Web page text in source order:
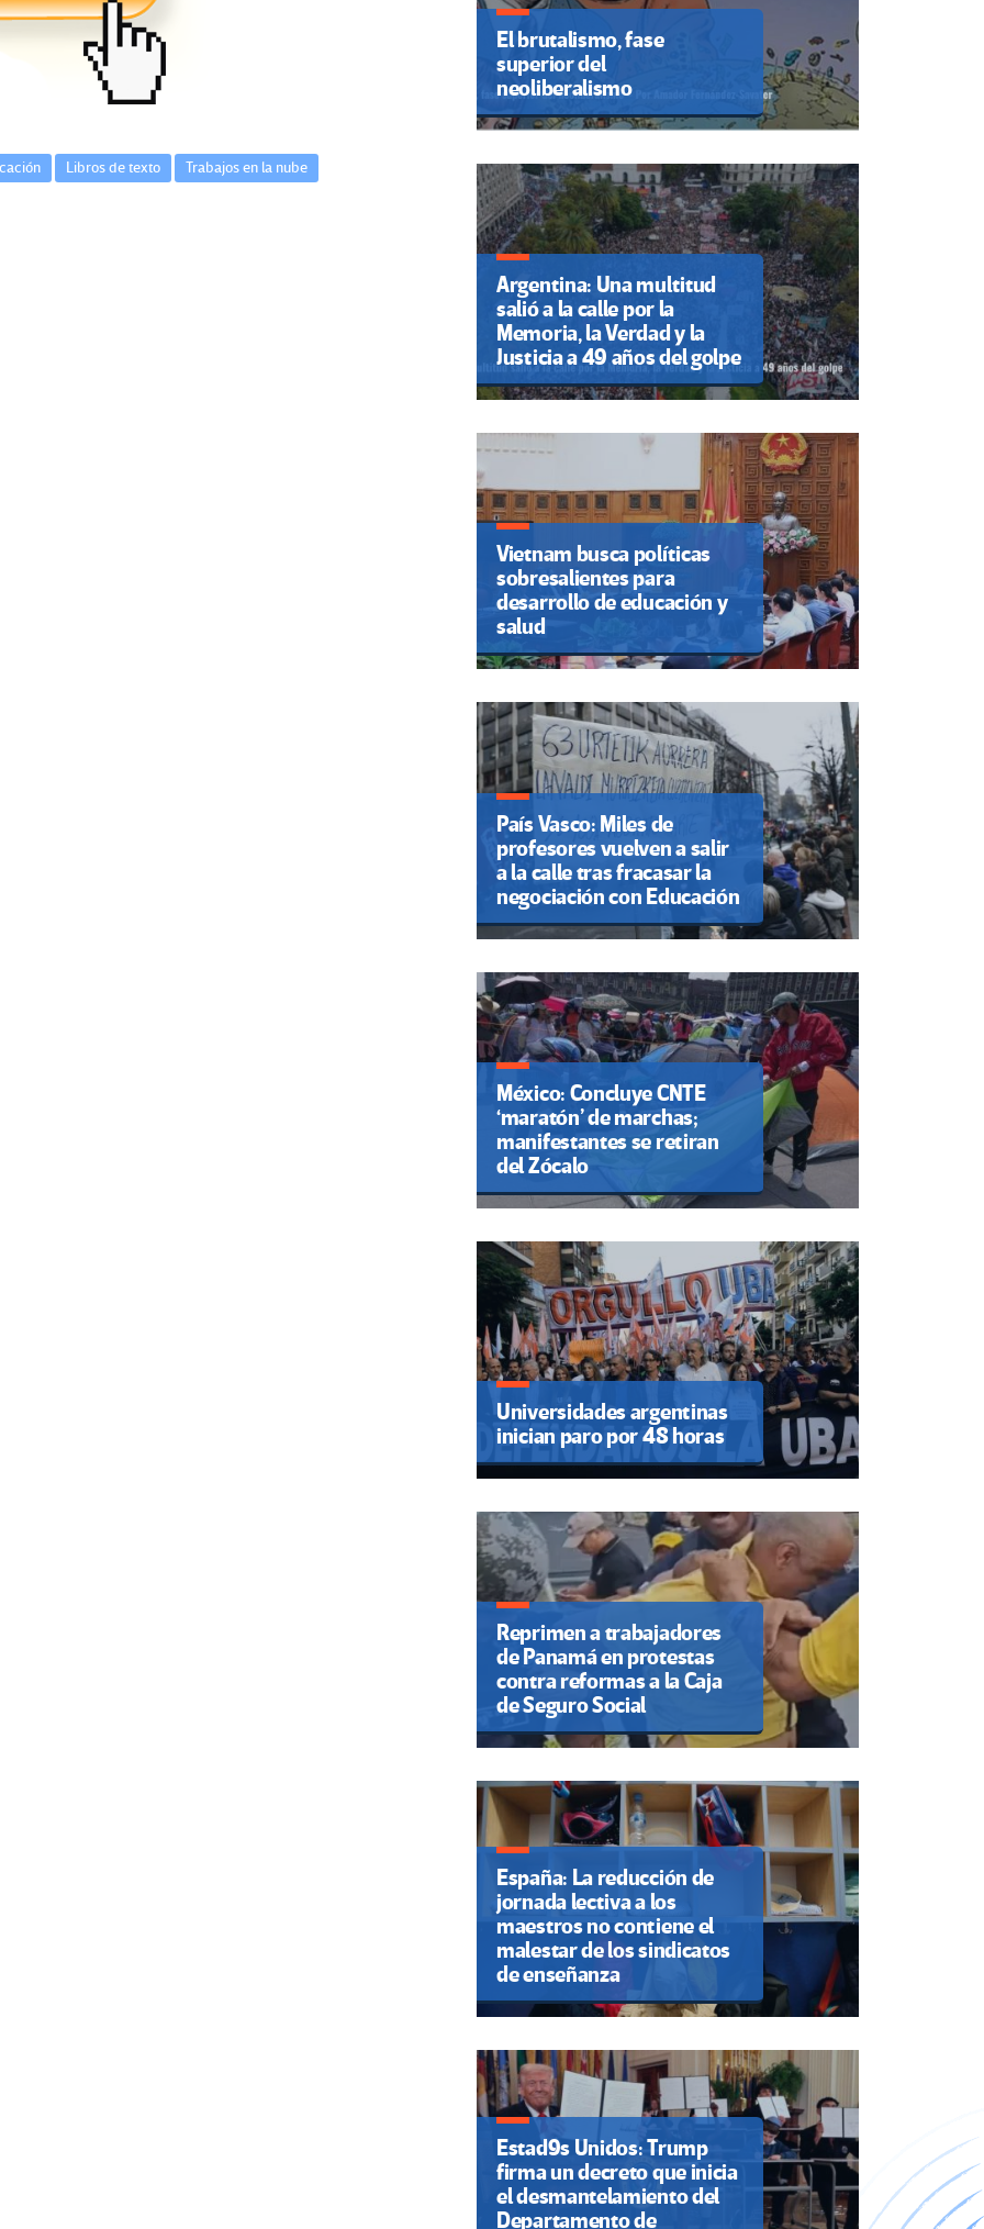
Libros de texto Trabajos en la nube
El brutalismo, fase
superior del
neoliberalismo
Argentina: Una multitud
salió a la calle por la
Memoria, la Verdad y la
Justicia a 49 años del golpe
Vietnam busca políticas
sobresalientes para
desarrollo de educación y
salud
País Vasco: Miles de
profesores vuelven a salir
a la calle tras fracasar la
negociación con Educación
México: Concluye CNTE
‘maratón’ de marchas;
manifestantes se retiran
del Zócalo
Universidades argentinas
inician paro por 48 horas
Reprimen a trabajadores
de Panamá en protestas
contra reformas a la Caja
de Seguro Social
España: La reducción de
jornada lectiva a los
maestros no contiene el
malestar de los sindicatos
de enseñanza
Estad9s Unidos: Trump
firma un decreto que inicia
el desmantelamiento del
Departamento de